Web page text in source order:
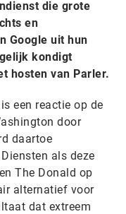
die grote
en
Google uit hun
kondigt
hosten van Parler.
een reactie op de
door
daartoe
als deze
The Donald op
alternatief voor
dat extreem